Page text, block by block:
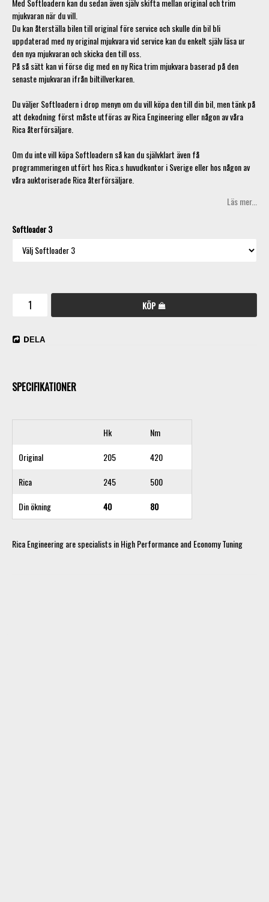
mjukvaran när du vill.
Du kan återställa bilen till original före service och skulle din bil bli
uppdaterad med ny original mjukvara vid service kan du enkelt själv läsa ur
den nya mjukvaran och skicka den till oss.
På så sätt kan vi förse dig med en ny Rica trim mjukvara baserad på den
senaste mjukvaran ifrån biltillverkaren.
Du väljer Softloadern i drop menyn om du vill köpa den till din bil, men tänk på
att dekodning först måste utföras av Rica Engineering eller någon av våra
Rica återförsäljare.
Om du inte vill köpa Softloadern så kan du självklart även få
programmeringen utfört hos Rica.s huvudkontor i Sverige eller hos någon av
våra auktoriserade Rica återförsäljare.
Läs mer...
Softloader 3
KÖP
DELA
SPECIFIKATIONER
Hk
Nm
Original
205
420
Rica
245
500
Din ökning
40 80
Rica Engineering are specialists in High Performance and Economy Tuning